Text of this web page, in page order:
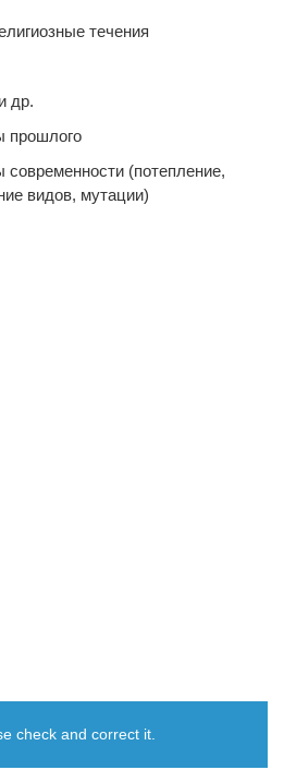
течения
др.
прошлого
современности (потепление,
видов, мутации)
check and correct it.